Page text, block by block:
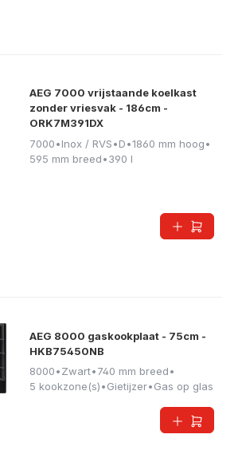
AEG 7000 vrijstaande koelkast
zonder vriesvak - 186cm -
ORK7M391DX
7000•Inox / RVS•D•1860 mm hoog•
595 mm breed•390 l
AEG 8000 gaskookplaat - 75cm -
HKB75450NB
8000•Zwart•740 mm breed•
5 kookzone(s)•Gietijzer•Gas op glas